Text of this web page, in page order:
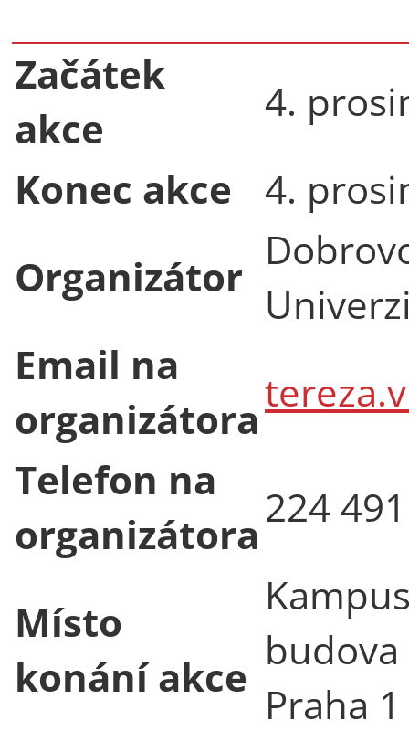
Začátek
akce
4.
Konec akce
4.
Organizátor
Email na
organizátora
Telefon na
organizátora
224
Místo
konání akce
Praha 1